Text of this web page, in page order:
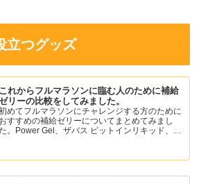
立つグッズ
これからフルマラソンに臨む人のために補給
リーの比較をしてみました。
めてフルマラソンにチャレンジする方のために
おすすめの補給ゼリーについてまとめてみまし
。Power Gel、ザバス ピットインリキッド、ア
ど。